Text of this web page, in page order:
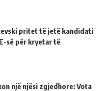
pritet të jetë kandidati
së për kryetar të
një njësi zgjedhore: Vota